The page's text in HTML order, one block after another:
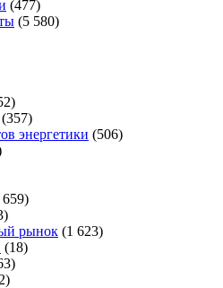
(477)
(5 580)
(357)
энергетики (506)
659)
рынок (1 623)
(18)